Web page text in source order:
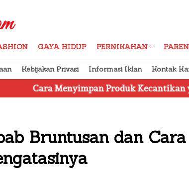
GAYA HIDUP PERNIKAHAN
Kebijakan Privasi Informasi Iklan Kontak
Produk Kecantikan yang Benar
Bruntusan dan Cara